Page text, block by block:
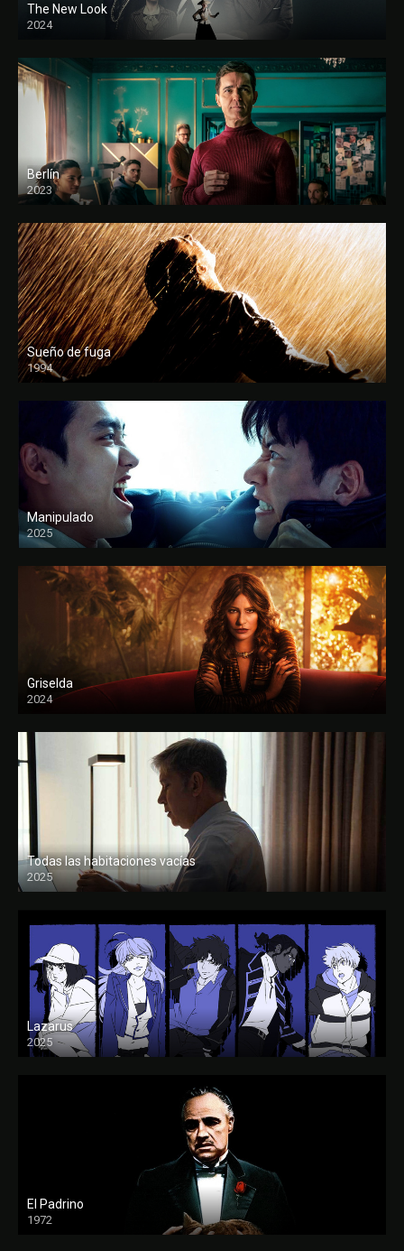
The New Look
2024
Berlín
2023
Sueño de fuga
1994
FULL HD
Manipulado
2025
Griselda
2024
Todas las habitaciones vacías
2025
FULL HD
Lazarus
2025
El Padrino
1972
FULL HD